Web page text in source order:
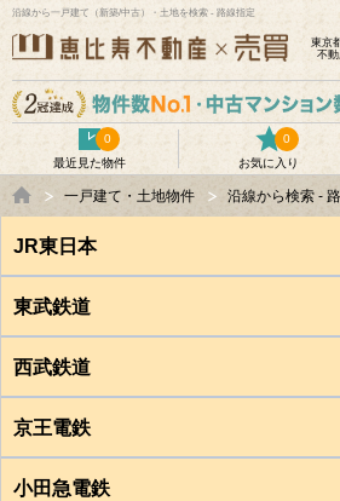
沿線から一戸建て（新築/中古）・土地を検索 - 路線指定
東京
不
最近見た物件
0
お気に入り
0
一戸建て・土地物件 沿線から検索 -
JR東日本
東武鉄道
西武鉄道
京王電鉄
小田急電鉄